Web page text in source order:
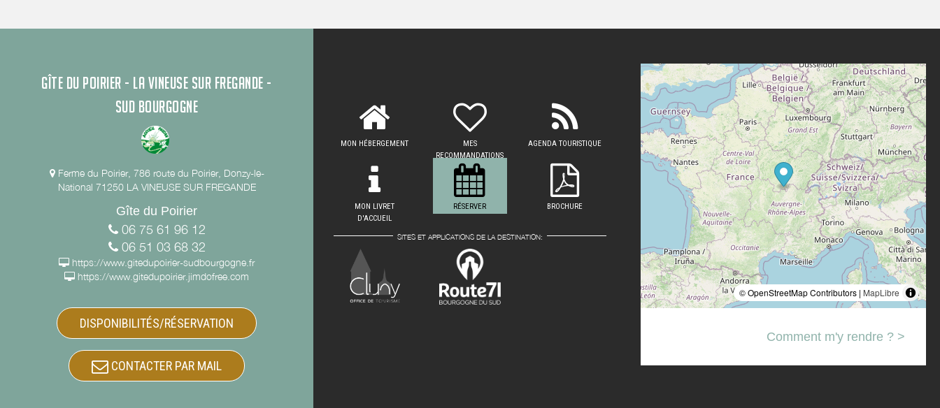
GÎTE DU POIRIER - LA VINEUSE SUR FREGANDE -
SUD BOURGOGNE
Ferme du Poirier, 786 route du Poirier, Donzy-le-
National 71250 LA VINEUSE SUR FREGANDE
Gîte du Poirier
06 75 61 96 12
06 51 03 68 32
https://www.gitedupoirier-sudbourgogne.fr
https://www.gitedupoirier.jimdofree.com
DISPONIBILITÉS/RÉSERVATION
CONTACTER PAR MAIL
MON HÉBERGEMENT
MES
RECOMMANDATIONS
AGENDA TOURISTIQUE
MON LIVRET
D'ACCUEIL
RÉSERVER BROCHURE
SITES ET APPLICATIONS DE LA DESTINATION:
© OpenStreetMap Contributors | MapLibre
Comment m'y rendre ? >